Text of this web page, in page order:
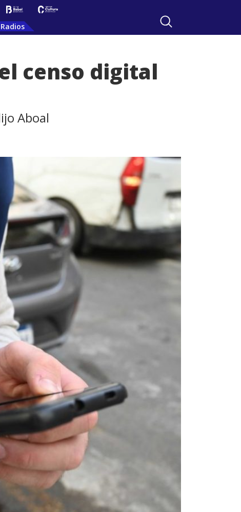
Radios
censo digital
Aboal